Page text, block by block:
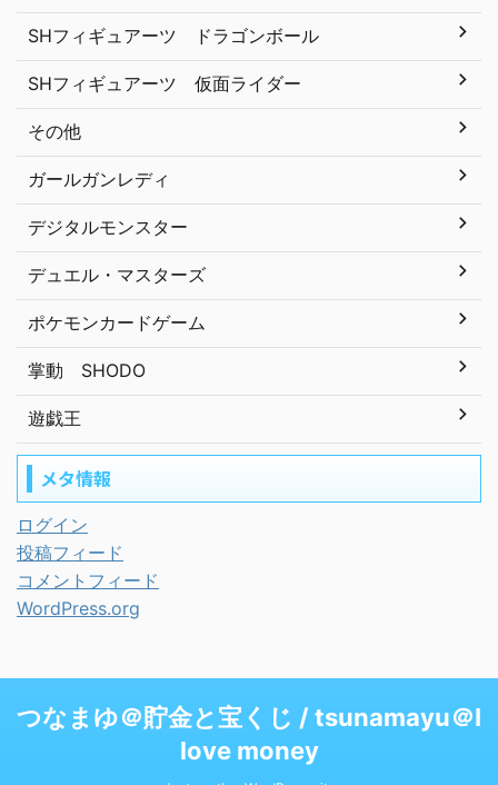
SHフィギュアーツ ドラゴンボール
SHフィギュアーツ 仮面ライダー
その他
ガールガンレディ
デジタルモンスター
デュエル・マスターズ
ポケモンカードゲーム
掌動 SHODO
遊戯王
メタ情報
ログイン
投稿フィード
コメントフィード
WordPress.org
つなまゆ＠貯金と宝くじ / tsunamayu＠I
love money